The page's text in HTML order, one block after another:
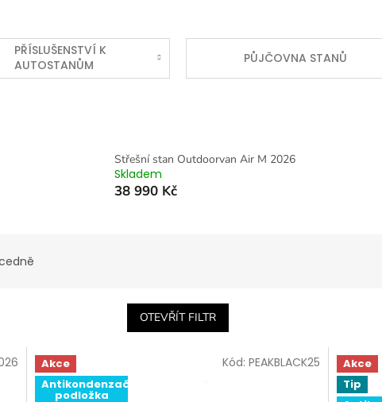
PŘÍSLUŠENSTVÍ K
AUTOSTANŮM
PŮJČOVNA STANŮ
Střešní stan Outdoorvan Air M 2026
Skladem
38 990 Kč
OTEVŘÍT FILTR
Akce
Antikondenzační
podložka
Kód: PEAKBLACK25
Akce
Tip